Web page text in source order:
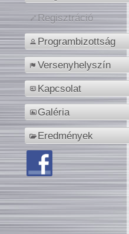
Regisztráció
Programbizottság
Versenyhelyszín
Kapcsolat
Galéria
Eredmények